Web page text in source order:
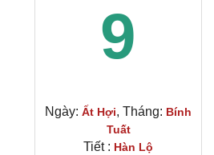
9
Ngày: Ất Hợi, Tháng: Bính
Tuất
Tiết : Hàn Lộ